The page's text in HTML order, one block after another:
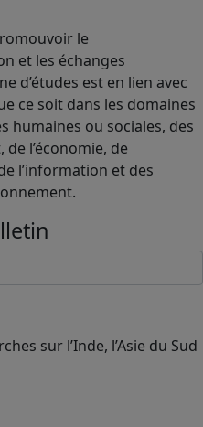
le
et les échanges
d’études est en lien avec
ce soit dans les domaines
humaines ou sociales, des
l’économie, de
l’information et des